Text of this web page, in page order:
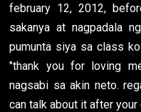
february 12, 2012,
sakanya at nagpadala
pumunta siya sa class
"thank you for loving
nagsabi sa akin neto.
can talk about it after